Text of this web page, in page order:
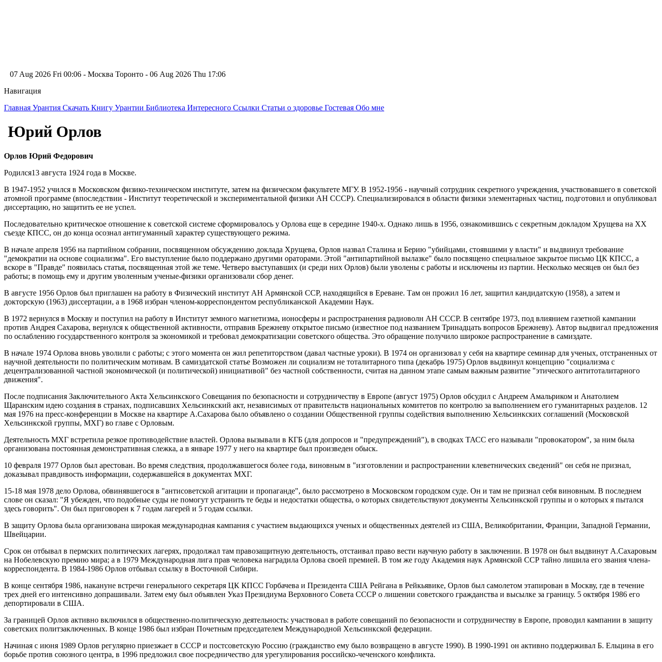
07 Aug 2026 Fri 00:06 - Москва Торонто - 06 Aug 2026 Thu 17:06
Навигация
Главная Урантия Скачать Книгу Урантии Библиотека Интересного Ссылки Статьи о здоровье Гостевая Обо мне
Юрий Орлов
Орлов Юрий Федорович
Родился13 августа 1924 года в Москве.
В 1947-1952 учился в Московском физико-техническом институте, затем на физическом факультете МГУ. В 1952-1956 - научный сотрудник секретного учреждения, участвовавшего в советской
атомной программе (впоследствии - Институт теоретической и экспериментальной физики АН СССР). Специализировался в области физики элементарных частиц, подготовил и опубликовал
диссертацию, но защитить ее не успел.
Последовательно критическое отношение к советской системе сформировалось у Орлова еще в середине 1940-х. Однако лишь в 1956, ознакомившись с секретным докладом Хрущева на ХХ
съезде КПСС, он до конца осознал антигуманный характер существующего режима.
В начале апреля 1956 на партийном собрании, посвященном обсуждению доклада Хрущева, Орлов назвал Сталина и Берию "убийцами, стоявшими у власти" и выдвинул требование
"демократии на основе социализма". Его выступление было поддержано другими ораторами. Этой "антипартийной вылазке" было посвящено специальное закрытое письмо ЦК КПСС, а
вскоре в "Правде" появилась статья, посвященная этой же теме. Четверо выступавших (и среди них Орлов) были уволены с работы и исключены из партии. Несколько месяцев он был без
работы; в помощь ему и другим уволенным ученые-физики организовали сбор денег.
В августе 1956 Орлов был приглашен на работу в Физический институт АН Армянской ССР, находящийся в Ереване. Там он прожил 16 лет, защитил кандидатскую (1958), а затем и
докторскую (1963) диссертации, а в 1968 избран членом-корреспондентом республиканской Академии Наук.
В 1972 вернулся в Москву и поступил на работу в Институт земного магнетизма, ионосферы и распространения радиоволн АН СССР. В сентябре 1973, под влиянием газетной кампании
против Андрея Сахарова, вернулся к общественной активности, отправив Брежневу открытое письмо (известное под названием Тринадцать вопросов Брежневу). Автор выдвигал предложения
по ослаблению государственного контроля за экономикой и требовал демократизации советского общества. Это обращение получило широкое распространение в самиздате.
В начале 1974 Орлова вновь уволили с работы; с этого момента он жил репетиторством (давал частные уроки). В 1974 он организовал у себя на квартире семинар для ученых, отстраненных от
научной деятельности по политическим мотивам. В самиздатской статье Возможен ли социализм не тоталитарного типа (декабрь 1975) Орлов выдвинул концепцию "социализма с
децентрализованной частной экономической (и политической) инициативой" без частной собственности, считая на данном этапе самым важным развитие "этического антитоталитарного
движения".
После подписания Заключительного Акта Хельсинкского Совещания по безопасности и сотрудничеству в Европе (август 1975) Орлов обсудил с Андреем Амальриком и Анатолием
Щаранским идею создания в странах, подписавших Хельсинкский акт, независимых от правительств национальных комитетов по контролю за выполнением его гуманитарных разделов. 12
мая 1976 на пресс-конференции в Москве на квартире А.Сахарова было объявлено о создании Общественной группы содействия выполнению Хельсинкских соглашений (Московской
Хельсинкской группы, МХГ) во главе с Орловым.
Деятельность МХГ встретила резкое противодействие властей. Орлова вызывали в КГБ (для допросов и "предупреждений"), в сводках ТАСС его называли "провокатором", за ним была
организована постоянная демонстративная слежка, а в январе 1977 у него на квартире был произведен обыск.
10 февраля 1977 Орлов был арестован. Во время следствия, продолжавшегося более года, виновным в "изготовлении и распространении клеветнических сведений" он себя не признал,
доказывал правдивость информации, содержавшейся в документах МХГ.
15-18 мая 1978 дело Орлова, обвинявшегося в "антисоветской агитации и пропаганде", было рассмотрено в Московском городском суде. Он и там не признал себя виновным. В последнем
слове он сказал: "Я убежден, что подобные суды не помогут устранить те беды и недостатки общества, о которых свидетельствуют документы Хельсинкской группы и о которых я пытался
здесь говорить". Он был приговорен к 7 годам лагерей и 5 годам ссылки.
В защиту Орлова была организована широкая международная кампания с участием выдающихся ученых и общественных деятелей из США, Великобритании, Франции, Западной Германии,
Швейцарии.
Срок он отбывал в пермских политических лагерях, продолжал там правозащитную деятельность, отстаивал право вести научную работу в заключении. В 1978 он был выдвинут А.Сахаровым
на Нобелевскую премию мира; а в 1979 Международная лига прав человека наградила Орлова своей премией. В том же году Академия наук Армянской ССР тайно лишила его звания члена-
корреспондента. В 1984-1986 Орлов отбывал ссылку в Восточной Сибири.
В конце сентября 1986, накануне встречи генерального секретаря ЦК КПСС Горбачева и Президента США Рейгана в Рейкьявике, Орлов был самолетом этапирован в Москву, где в течение
трех дней его интенсивно допрашивали. Затем ему был объявлен Указ Президиума Верховного Совета СССР о лишении советского гражданства и высылке за границу. 5 октября 1986 его
депортировали в США.
За границей Орлов активно включился в общественно-политическую деятельность: участвовал в работе совещаний по безопасности и сотрудничеству в Европе, проводил кампании в защиту
советских политзаключенных. В конце 1986 был избран Почетным председателем Международной Хельсинкской федерации.
Начиная с июня 1989 Орлов регулярно приезжает в СССР и постсоветскую Россию (гражданство ему было возвращено в августе 1990). В 1990-1991 он активно поддерживал Б. Ельцина в его
борьбе против союзного центра, в 1996 предложил свое посредничество для урегулирования российско-чеченского конфликта.